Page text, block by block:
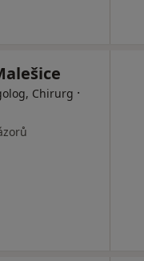
Chirurg ·